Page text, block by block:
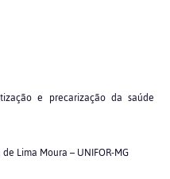
e precarização da saúde
Lima Moura – UNIFOR-MG